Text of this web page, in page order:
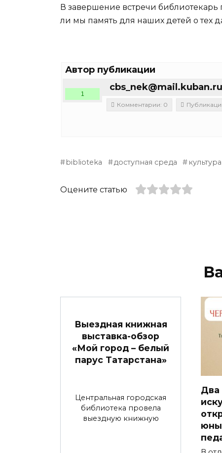
В завершение встречи библиотекарь
ли мы память для наших детей о тех
Автор публикации
cbs_nek@mail.kuban.ru
1
Комментарии: 0
biblioteka доступная среда культура
Оцените статью
Выездная книжная
выставка-обзор
«Мой город – белый
парус Татарстана»
Центральная городская
библиотека провела
выездную книжную
Два